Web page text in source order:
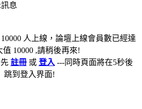
息
人上線，論壇上線會員數已經達
值 10000 ,請稍後再來!
註冊或 登入 ---同時頁面將在5秒後
跳到登入界面!